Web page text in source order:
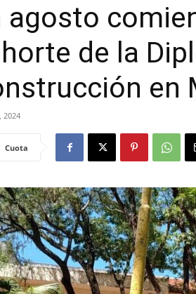
agosto
de la
en
2024
Cuota